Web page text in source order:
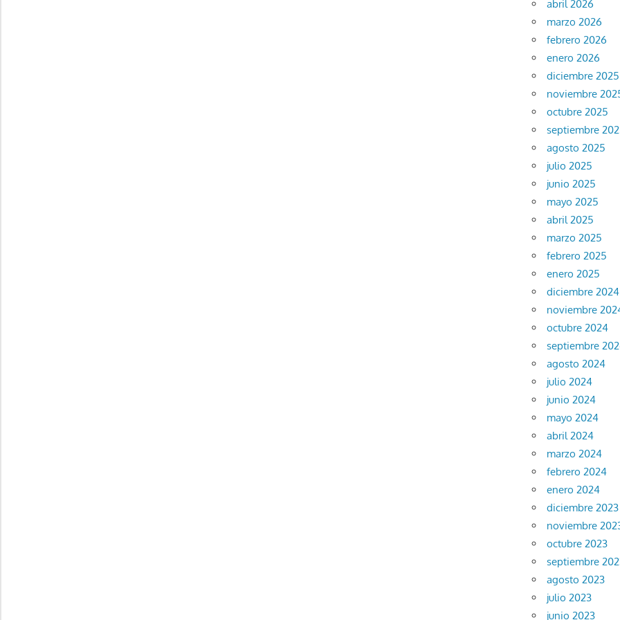
abril 2026
marzo 2026
febrero 2026
enero 2026
diciembre 2025
noviembre
octubre 2025
septiembre
agosto 2025
julio 2025
junio 2025
mayo 2025
abril 2025
marzo 2025
febrero 2025
enero 2025
diciembre 2024
noviembre
octubre 2024
septiembre
agosto 2024
julio 2024
junio 2024
mayo 2024
abril 2024
marzo 2024
febrero 2024
enero 2024
diciembre 2023
noviembre
octubre 2023
septiembre
agosto 2023
julio 2023
junio 2023